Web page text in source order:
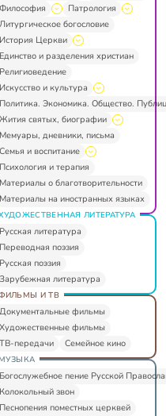
Философия
Патрология
Литургическое богословие
История Церкви
Единство и разделения христиан
Религиоведение
Искусство и культура
Политика. Экономика. Общество.
Жития святых, биографии
Мемуары, дневники, письма
Семья и воспитание
Психология и терапия
Материалы о благотворительности
Материалы на иностранных языках
ЛИТЕРАТУРА
Русская литература
Переводная поэзия
Русская поэзия
Зарубежная литература
И ТВ
Документальные фильмы
Художественные фильмы
ТВ-передачи
Семейное кино
Богослужебное пение Русской
Колокольный звон
Песнопения поместных церквей